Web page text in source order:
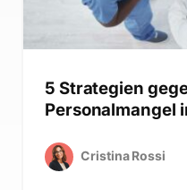
5 Strategien
Personalmangel
Cristina Rossi